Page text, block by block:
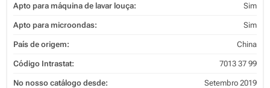
Apto para máquina de lavar louça: Sim
Apto para microondas: Sim
País de origem: China
Código Intrastat: 7013 37 99
No nosso catálogo desde: Setembro 2019